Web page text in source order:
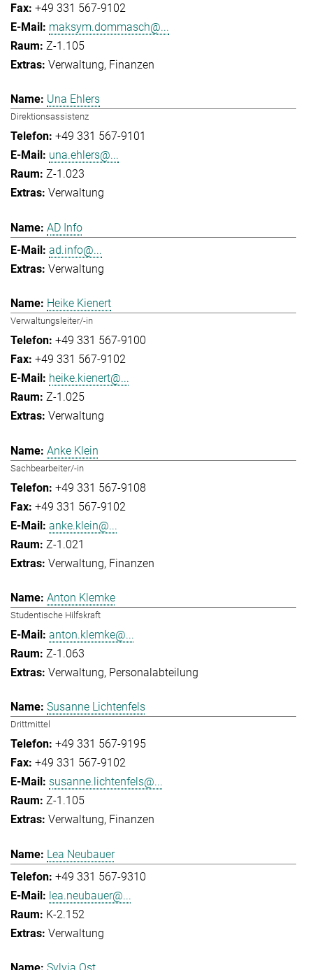
+49 331 567-9102
maksym.dommasch@...
Z-1.105
Verwaltung Finanzen
Una Ehlers
Direktionsassistenz
+49 331 567-9101
una.ehlers@...
Z-1.023
Verwaltung
AD Info
ad.info@...
Verwaltung
Heike Kienert
Verwaltungsleiter/-in
+49 331 567-9100
+49 331 567-9102
heike.kienert@...
Z-1.025
Verwaltung
Anke Klein
Sachbearbeiter/-in
+49 331 567-9108
+49 331 567-9102
anke.klein@...
Z-1.021
Verwaltung Finanzen
Anton Klemke
Studentische Hilfskraft
anton.klemke@...
Z-1.063
Verwaltung Personalabteilung
Susanne Lichtenfels
Drittmittel
+49 331 567-9195
+49 331 567-9102
susanne.lichtenfels@...
Z-1.105
Verwaltung Finanzen
Lea Neubauer
+49 331 567-9310
lea.neubauer@...
K-2.152
Verwaltung